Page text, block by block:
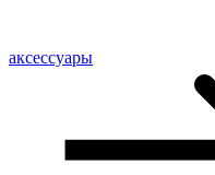
аксессуары